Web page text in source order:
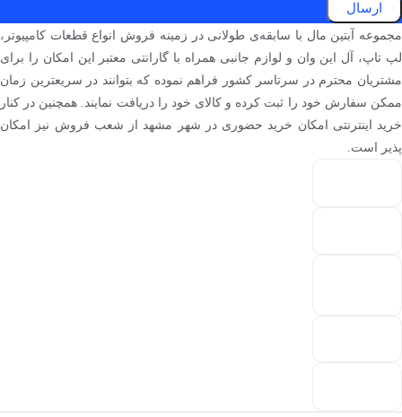
ارسال
مجموعه آبتین مال با سابقه‌ی طولانی در زمینه فروش انواع قطعات کامپیوتر،
لپ تاپ، آل این وان و لوازم جانبی همراه با گارانتی معتبر این امکان را برای
مشتریان محترم در سرتاسر کشور فراهم نموده که بتوانند در سریعترین زمان
ممکن سفارش خود را ثبت کرده و کالای خود را دریافت نمایند. همچنین در کنار
خرید اینترنتی امکان خرید حضوری در شهر مشهد از شعب فروش نیز امکان
پذیر است.